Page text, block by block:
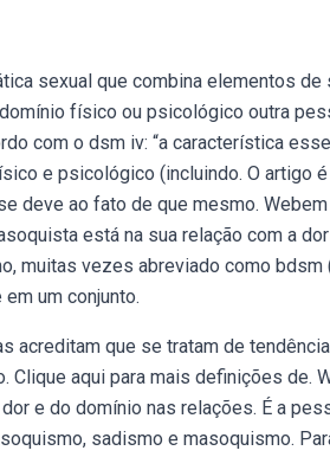
sexual que combina elementos
físico ou psicológico outra
com o dsm iv: “a característica
e psicológico (incluindo. O artigo
deve ao fato de que mesmo.
está na sua relação com a
muitas vezes abreviado como
um conjunto.
acreditam que se tratam de
Clique aqui para mais definições de.
e do domínio nas relações. É a
sadismo e masoquismo.